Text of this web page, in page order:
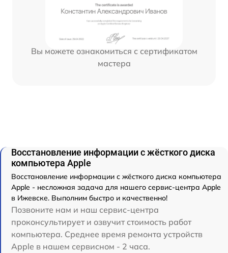
Вы можете ознакомиться с сертификатом
мастера
Восстановление информации с жёсткого диска
компьютера Apple
Восстановление информации с жёсткого диска компьютера
Apple - несложная задача для нашего сервис-центра Apple
в Ижевске. Выполним быстро и качественно!
Позвоните нам и наш сервис-центра
проконсультирует и озвучит стоимость работ
компьютера. Среднее время ремонта устройств
Apple в нашем сервисном - 2 часа.